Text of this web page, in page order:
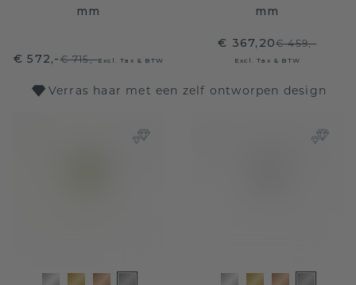
mm
€ 572,-€ 715,-Excl. Tax & BTW
mm
€ 367,20€ 459,-
Excl. Tax & BTW
Verras haar met een zelf ontworpen design